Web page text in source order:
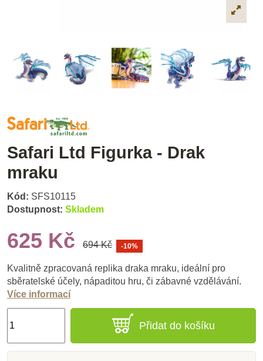
Safari Ltd Figurka - Drak
mraku
Kód: SFS10115
Dostupnost: Skladem
625 Kč 694 Kč -10%
Kvalitně zpracovaná replika draka mraku, ideální pro
sběratelské účely, nápaditou hru, či zábavné vzdělávání.
Více informací
Přidat do košíku